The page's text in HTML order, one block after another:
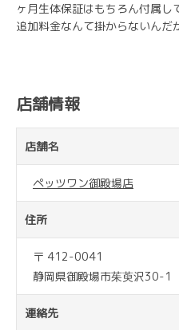
ヶ月生体保証はもちろん付属し
追加料金なんて掛からないんだ
店舗情報
店舗名
ペッツワン御殿場店
住所
〒 412-0041
静岡県御殿場市茱萸沢30-1
連絡先